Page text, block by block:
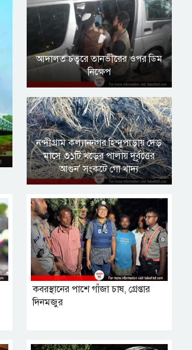
আদালত চত্বরে তানভীরের ওপর ডিম
নিক্ষেপ
নন্দীগ্রাম কল্যাননগর হিন্দুপাড়ায় দেড়
মাসে ৩১টি খড়ের পালায় দূর্বৃত্তের
আগুন' সংকটে গো খাদ্য
কবরস্থানের পাশে গাঁজা চাষ, গ্রেপ্তার
দিনমজুর